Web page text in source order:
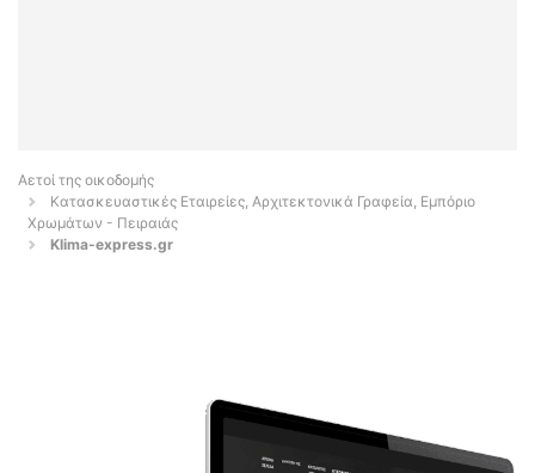
Αετοί της οικοδομής
Κατασκευαστικές Εταιρείες, Αρχιτεκτονικά Γραφεία, Εμπόριο
Χρωμάτων - Πειραιάς
Klima-express.gr